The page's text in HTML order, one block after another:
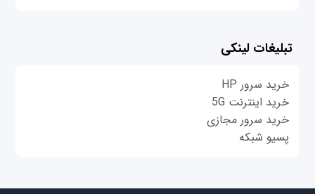
تبلیغات لینکی
خرید سرور HP
خرید اینترنت 5G
خرید سرور مجازی
پسیو شبکه